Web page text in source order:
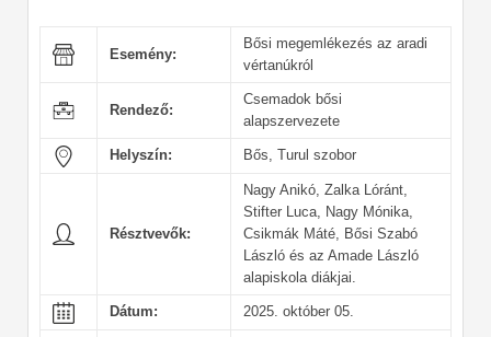
Esemény:
Bősi megemlékezés az aradi
vértanúkról
Rendező:
Csemadok bősi
alapszervezete
Helyszín: Bős, Turul szobor
Résztvevők:
Nagy Anikó, Zalka Lóránt,
Stifter Luca, Nagy Mónika,
Csikmák Máté, Bősi Szabó
László és az Amade László
alapiskola diákjai.
Dátum: 2025. október 05.